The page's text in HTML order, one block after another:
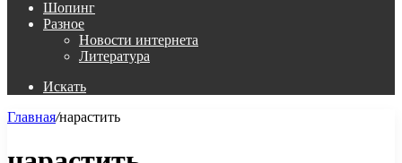
Шопинг
Разное
Новости интернета
Литература
Искать
Главная/нарастить